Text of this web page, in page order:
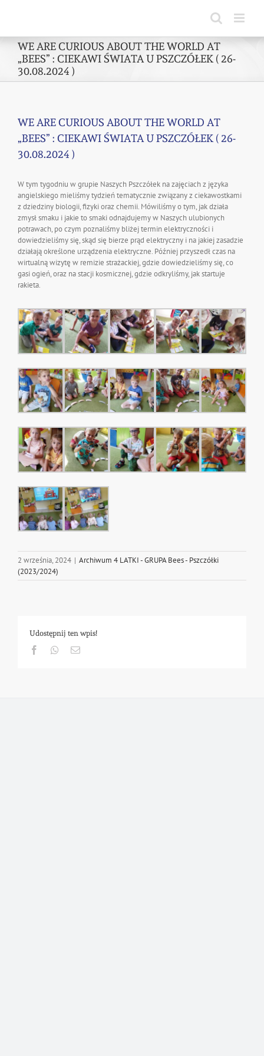
WE ARE CURIOUS ABOUT THE WORLD AT
„BEES” : CIEKAWI ŚWIATA U PSZCZÓŁEK ( 26-
30.08.2024 )
WE ARE CURIOUS ABOUT THE WORLD AT
„BEES” : CIEKAWI ŚWIATA U PSZCZÓŁEK ( 26-
30.08.2024 )
W tym tygodniu w grupie Naszych Pszczółek na zajęciach z języka
angielskiego mieliśmy tydzień tematycznie związany z ciekawostkami
z dziedziny biologii, fizyki oraz chemii. Mówiliśmy o tym, jak działa
zmysł smaku i jakie to smaki odnajdujemy w Naszych ulubionych
potrawach, po czym poznaliśmy bliżej termin elektryczności i
dowiedzieliśmy się, skąd się bierze prąd elektryczny i na jakiej zasadzie
działają określone urządzenia elektryczne. Później przyszedł czas na
wirtualną wizytę w remizie strażackiej, gdzie dowiedzieliśmy się, co
gasi ogień, oraz na stacji kosmicznej, gdzie odkryliśmy, jak startuje
rakieta.
2 września, 2024 | Archiwum 4 LATKI - GRUPA Bees - Pszczółki
(2023/2024)
Udostępnij ten wpis!
FacebookWhatsapp
Email